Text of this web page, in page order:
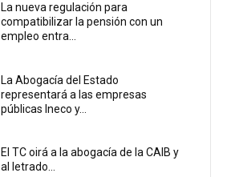
La nueva regulación para
compatibilizar la pensión con un
empleo entra...
La Abogacía del Estado
representará a las empresas
públicas Ineco y...
El TC oirá a la abogacía de la CAIB y
al letrado...